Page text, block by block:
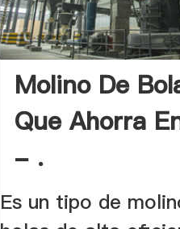
Molino De
Que Ahorra
- .
Es un tipo de